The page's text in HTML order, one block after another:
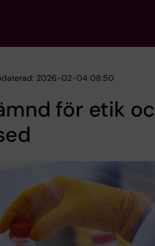
2026-02-04 08:50
för etik